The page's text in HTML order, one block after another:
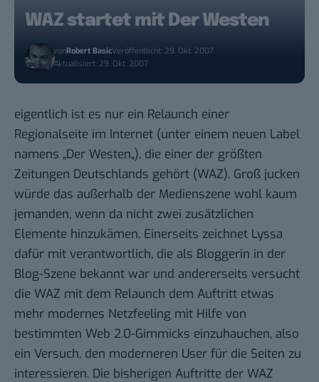
WAZ startet mit Der Westen
vonRobert BasicVeröffentlicht: 29. Okt. 2007
Aktualisiert: 29. Okt. 2007
eigentlich ist es nur ein Relaunch einer
Regionalseite im Internet (unter einem neuen Label
namens „Der Westen„), die einer der größten
Zeitungen Deutschlands gehört (WAZ). Groß jucken
würde das außerhalb der Medienszene wohl kaum
jemanden, wenn da nicht zwei zusätzlichen
Elemente hinzukämen. Einerseits zeichnet Lyssa
dafür mit verantwortlich, die als Bloggerin in der
Blog-Szene bekannt war und andererseits versucht
die WAZ mit dem Relaunch dem Auftritt etwas
mehr modernes Netzfeeling mit Hilfe von
bestimmten Web 2.0-Gimmicks einzuhauchen, also
ein Versuch, den moderneren User für die Seiten zu
interessieren. Die bisherigen Auftritte der WAZ